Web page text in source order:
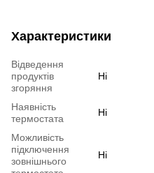
Характеристики
Відведення
продуктів
згоряння
Ні
Наявність
термостата
Ні
Можливість
підключення
зовнішнього
Ні